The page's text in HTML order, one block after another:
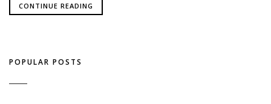
CONTINUE READING
POPULAR POSTS